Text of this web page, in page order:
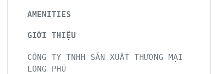
AMENITIES
GIỚI THIỆU
CÔNG TY TNHH SẢN XUẤT THƯƠNG MẠI
LONG PHÚ